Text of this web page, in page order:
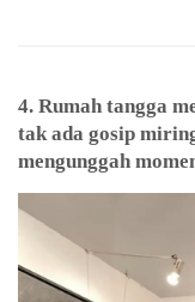
4. Rumah tangga
tak ada gosip
mengunggah